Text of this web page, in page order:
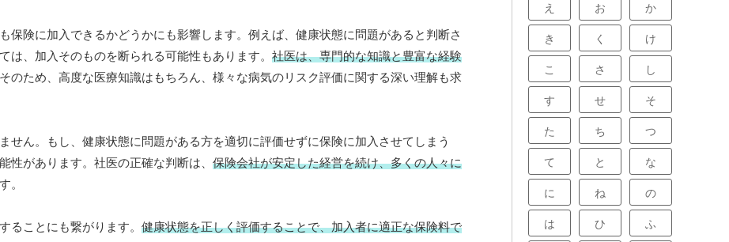
保険に加入できるかどうかにも影響します。例えば、健康状態に問題があると判断さ
、加入そのものを断られる可能性もあります。 社医は、専門的な知識と豊富な経験
そのため、高度な医療知識はもちろん、様々な病気のリスク評価に関する深い理解も求
ん。もし、健康状態に問題がある方を適切に評価せずに保険に加入させてしまう
性があります。社医の正確な判断は、 保険会社が安定した経営を続け、多くの人々に
。
ることにも繋がります。 健康状態を正しく評価することで、加入者に適正な保険料で
え お か
き く け
こ さ し
す せ そ
た ち つ
て と な
に ね の
は ひ ふ